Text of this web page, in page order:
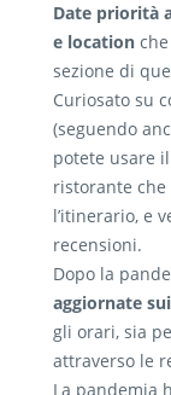
Date priorità
e location
sezione di
Curiosato su
(seguendo
potete usare
ristorante che
l’itinerario, e
recensioni.
Dopo la
aggiornate
gli orari, sia
attraverso le
La pandemia